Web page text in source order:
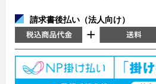
請求書後払い（法人向け）